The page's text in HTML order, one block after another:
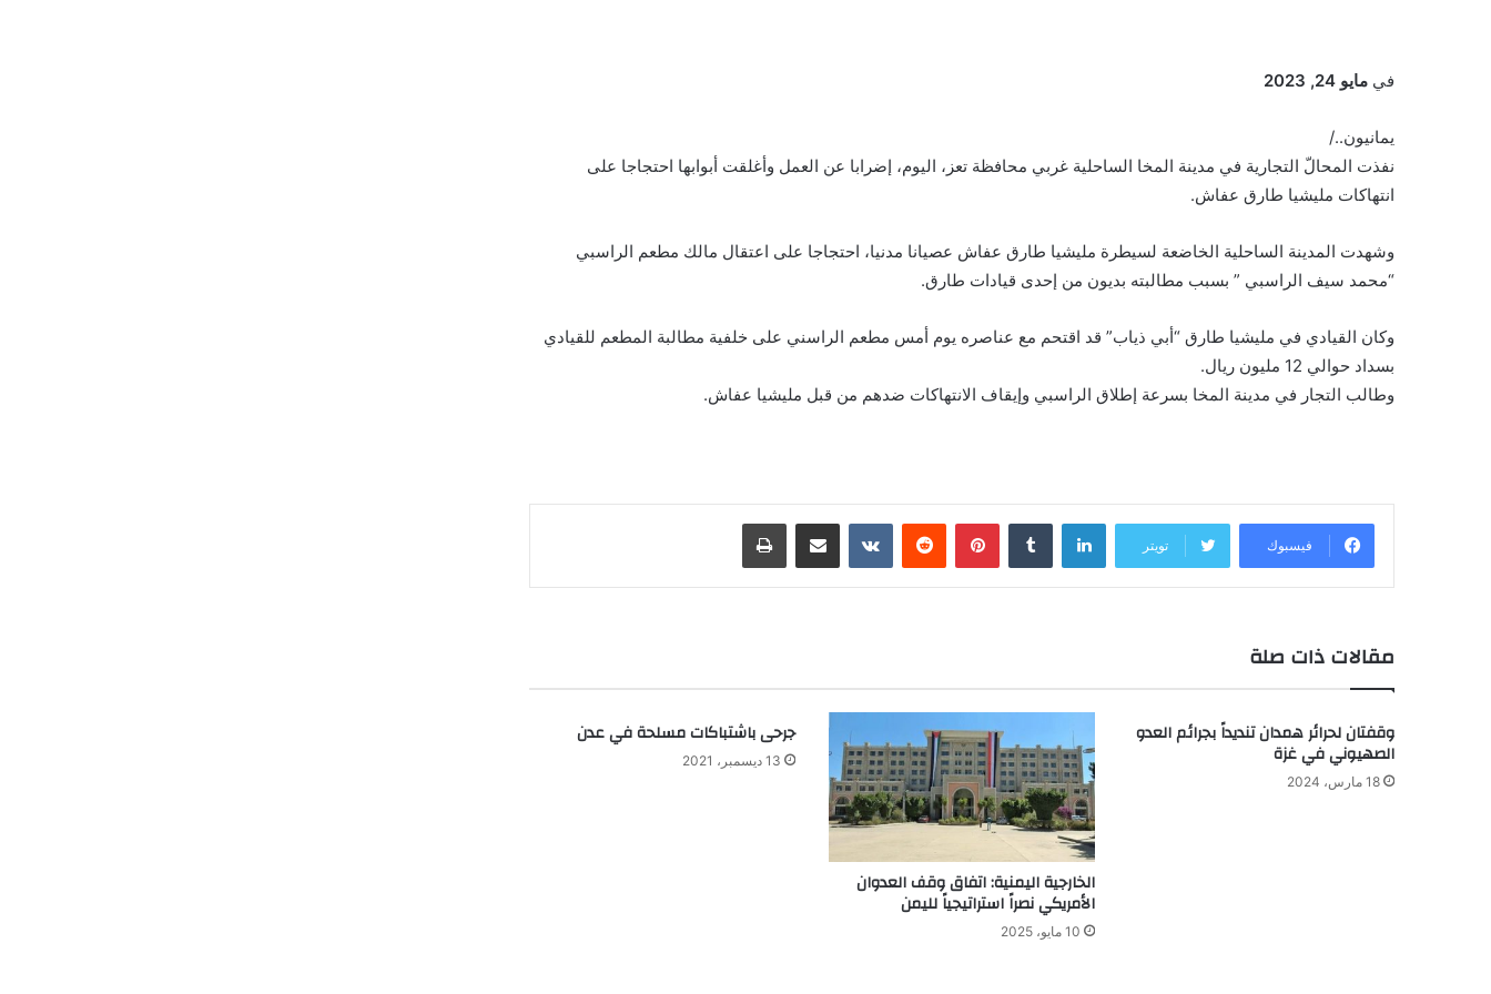
في مايو 24, 2023
يمانيون../
نفذت المحالّ التجارية في مدينة المخا الساحلية غربي محافظة تعز، اليوم، إضرابا عن العمل وأغلقت أبوابها احتجاجا على
انتهاكات مليشيا طارق عفاش.
وشهدت المدينة الساحلية الخاضعة لسيطرة مليشيا طارق عفاش عصيانا مدنيا، احتجاجا على اعتقال مالك مطعم الراسبي
“محمد سيف الراسبي ” بسبب مطالبته بديون من إحدى قيادات طارق.
وكان القيادي في مليشيا طارق “أبي ذياب” قد اقتحم مع عناصره يوم أمس مطعم الراسني على خلفية مطالبة المطعم للقيادي
بسداد حوالي 12 مليون ريال.
وطالب التجار في مدينة المخا بسرعة إطلاق الراسبي وإيقاف الانتهاكات ضدهم من قبل مليشيا عفاش.
فيسبوك تويتر
لينكدإن بينتيريست
مقالات ذات صلة
وقفتان لحرائر همدان تنديداً بجرائم العدو
الصهيوني في غزة
18 مارس، 2024
الخارجية اليمنية: اتفاق وقف العدوان
الأمريكي نصراً استراتيجياً لليمن
10 مايو، 2025
جرحى باشتباكات مسلحة في عدن
13 ديسمبر، 2021